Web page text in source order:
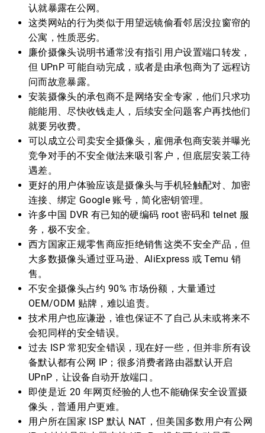
认就暴露在公网。
这类网站的行为类似于用望远镜偷看邻居没拉窗帘的
公寓，性质恶劣。
廉价摄像头说明书通常没有指引用户设置端口转发，
但 UPnP 可能自动完成，或者是由承包商为了远程访
问而故意暴露。
安装摄像头的承包商不是网络安全专家，他们只求功
能能用、尽快收钱走人，后续安全问题客户再找他们
就要另收费。
可以成立公司卖安全摄像头，雇佣承包商安装并曝光
竞争对手的不安全做法来吸引客户，但底层安装工待
遇差。
更好的用户体验应该是摄像头与手机轻触配对、加密
连接、绑定 Google 账号，简化密钥管理。
许多中国 DVR 有已知的硬编码 root 密码和 telnet 服
务，极不安全。
西方国家正规零售商应拒绝销售这类不安全产品，但
大多数摄像头通过亚马逊、AliExpress 或 Temu 销
售。
不安全摄像头占约 90% 市场份额，大量通过
OEM/ODM 贴牌，难以追责。
技术用户也应谦逊，谁也保证不了自己从未或将来不
会犯同样的安全错误。
过去 ISP 常犯安全错误，现在好一些，但并非所有设
备默认都有公网 IP；很多消费者路由器默认开启
UPnP，让设备自动开放端口。
即使是近 20 年网页经验的人也不能确保安全设置摄
像头，普通用户更难。
用户所在国家 ISP 默认 NAT，但美国多数用户有公网